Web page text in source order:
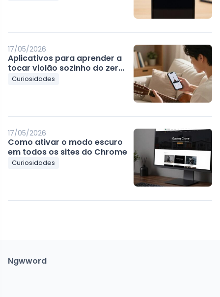
17/05/2026
Aplicativos para aprender a
tocar violão sozinho do zer...
Curiosidades
17/05/2026
Como ativar o modo escuro
em todos os sites do Chrome
Curiosidades
Ngwword